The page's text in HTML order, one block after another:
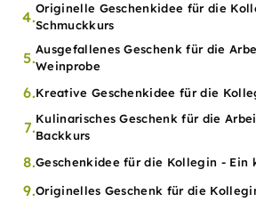
4.Originelle Geschenkidee für die
Schmuckkurs
5.Ausgefallenes Geschenk für die
Weinprobe
6.Kreative Geschenkidee für die
7.Kulinarisches Geschenk für die
Backkurs
8.Geschenkidee für die Kollegin - Ein
9.Originelles Geschenk für die